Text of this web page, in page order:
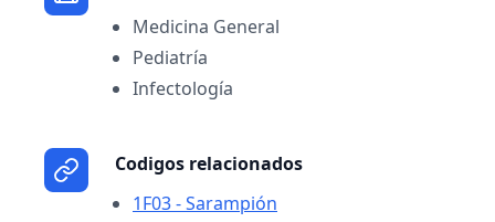
Medicina General
Pediatría
Infectología
Codigos relacionados
1F03 - Sarampión